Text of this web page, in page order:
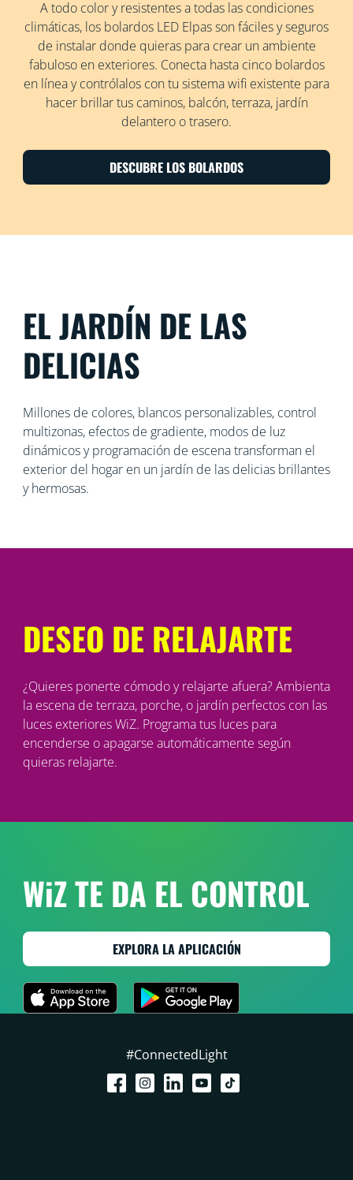
A todo color y resistentes a todas las condiciones
climáticas, los bolardos LED Elpas son fáciles y seguros
de instalar donde quieras para crear un ambiente
fabuloso en exteriores. Conecta hasta cinco bolardos
en línea y contrólalos con tu sistema wifi existente para
hacer brillar tus caminos, balcón, terraza, jardín
delantero o trasero.
DESCUBRE LOS BOLARDOS
EL JARDÍN DE LAS
DELICIAS
Millones de colores, blancos personalizables, control
multizonas, efectos de gradiente, modos de luz
dinámicos y programación de escena transforman el
exterior del hogar en un jardín de las delicias brillantes
y hermosas.
DESEO DE RELAJARTE
¿Quieres ponerte cómodo y relajarte afuera? Ambienta
la escena de terraza, porche, o jardín perfectos con las
luces exteriores WiZ. Programa tus luces para
encenderse o apagarse automáticamente según
quieras relajarte.
WiZ TE DA EL CONTROL
EXPLORA LA APLICACIÓN
#ConnectedLight